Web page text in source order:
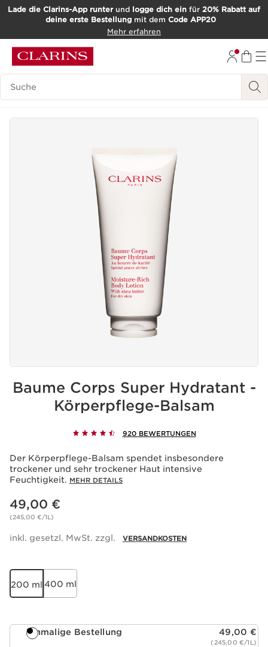
WEITER ZUM INHALT
Lade die Clarins-App runterund logge dich ein für 20% Rabatt auf
deine erste Bestellungmit dem Code APP20
Mehr erfahren
Such-Historie
Baume Corps Super Hydratant -
Körperpflege-Balsam
920 BEWERTUNGEN
Der Körperpflege-Balsam spendet insbesondere
trockener und sehr trockener Haut intensive
Feuchtigkeit. MEHR DETAILS
Aktueller Preis 49,00 €
49,00 €
(245,00 €/1L)
inkl. gesetzl. MwSt. zzgl. VERSANDKOSTEN
200 ml 400 ml
Einmalige Bestellung 49,00 €
(245,00 €/1L)